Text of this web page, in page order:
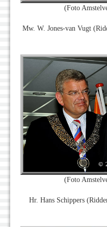
(Foto
Mw. W. Jones-van Vugt
(Foto
Hr. Hans Schippers